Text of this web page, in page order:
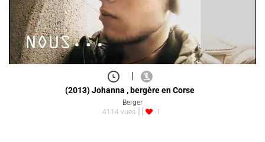
|
(2013) Johanna , bergère en Corse
Berger
4114 vues
1